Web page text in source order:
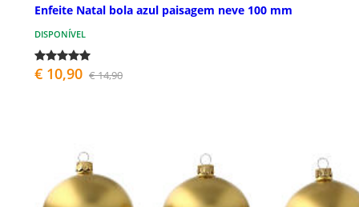
Enfeite Natal bola azul paisagem neve 100 mm
DISPONÍVEL
€ 10,90 € 14,90